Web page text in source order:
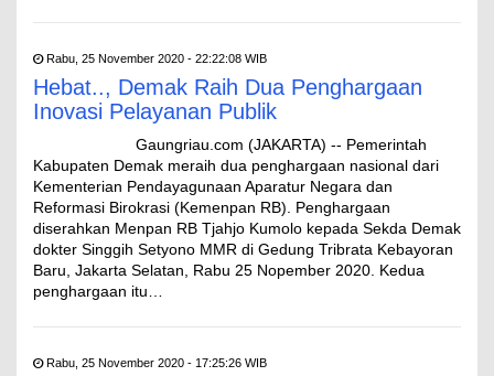
Rabu, 25 November 2020 - 22:22:08 WIB
Hebat.., Demak Raih Dua Penghargaan
Inovasi Pelayanan Publik
Gaungriau.com (JAKARTA) -- Pemerintah
Kabupaten Demak meraih dua penghargaan nasional dari
Kementerian Pendayagunaan Aparatur Negara dan
Reformasi Birokrasi (Kemenpan RB). Penghargaan
diserahkan Menpan RB Tjahjo Kumolo kepada Sekda Demak
dokter Singgih Setyono MMR di Gedung Tribrata Kebayoran
Baru, Jakarta Selatan, Rabu 25 Nopember 2020. Kedua
penghargaan itu…
Rabu, 25 November 2020 - 17:25:26 WIB